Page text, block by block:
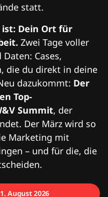
statt.
ist: Dein Ort für
Zwei Tage voller
Cases,
die du direkt in deine
dazukommt: Der
Top-
Summit, der
Der März wird so
Marketing mit
– und für die, die
August 2026